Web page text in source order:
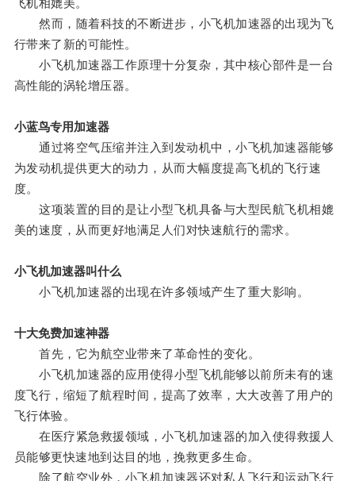
飞机相媲美。
然而，随着科技的不断进步，小飞机加速器的出现为飞
行带来了新的可能性。
小飞机加速器工作原理十分复杂，其中核心部件是一台
高性能的涡轮增压器。
小蓝鸟专用加速器
通过将空气压缩并注入到发动机中，小飞机加速器能够
为发动机提供更大的动力，从而大幅度提高飞机的飞行速
度。
这项装置的目的是让小型飞机具备与大型民航飞机相媲
美的速度，从而更好地满足人们对快速航行的需求。
小飞机加速器叫什么
小飞机加速器的出现在许多领域产生了重大影响。
十大免费加速神器
首先，它为航空业带来了革命性的变化。
小飞机加速器的应用使得小型飞机能够以前所未有的速
度飞行，缩短了航程时间，提高了效率，大大改善了用户的
飞行体验。
在医疗紧急救援领域，小飞机加速器的加入使得救援人
员能够更快速地到达目的地，挽救更多生命。
除了航空业外，小飞机加速器还对私人飞行和运动飞行